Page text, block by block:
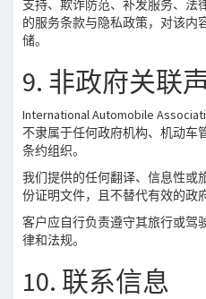
支持、欺诈防范、补发服务、法
的服务条款与隐私政策，对该内
储。
9. 非政府关联
International Automobile
不隶属于任何政府机构、机动车
条约组织。
我们提供的任何翻译、信息性或
份证明文件，且不替代有效的政
客户应自行负责遵守其旅行或驾
律和法规。
10. 联系信息